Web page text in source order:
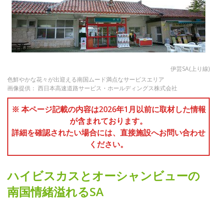
伊芸SA(上り線)
色鮮やかな花々が出迎える南国ムード満点なサービスエリア
画像提供： 西日本高速道路サービス・ホールディングス株式会社
※ 本ページ記載の内容は2026年1月以前に取材した情報
が含まれております。
詳細を確認されたい場合には、直接施設へお問い合わせ
ください。
ハイビスカスとオーシャンビューの
南国情緒溢れるSA